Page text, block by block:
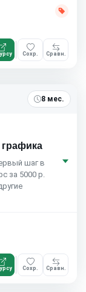
Сохр. Сравн.
8 мес.
шаг в
за 5000 р.
Сохр. Сравн.